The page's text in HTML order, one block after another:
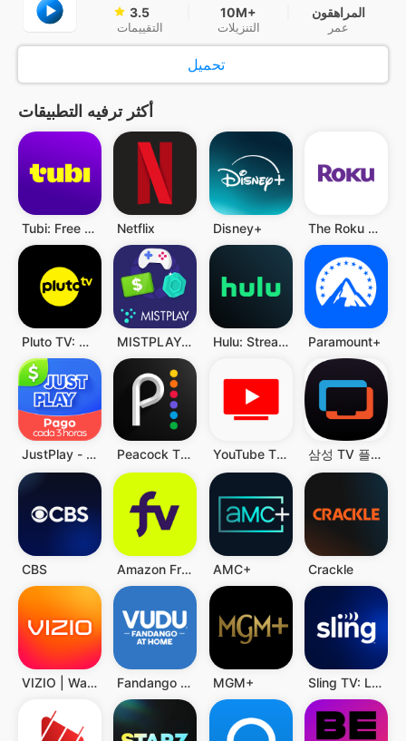
3.5
التقييمات
10M+
التنزيلات
المراهقون
عمر
تحميل
أكثر ترفيه التطبيقات
Tubi: Free Movies & Live TV Netflix Disney+ The Roku App (Official)
Pluto TV: Watch Free Movies/TV MISTPLAY: Play to Earn Money Hulu: Stream TV shows & movies Paramount+
JustPlay - اكسب أو تبرع Peacock TV: Stream TV & Movies YouTube TV: Live TV & more 삼성 TV 플러스
CBS Amazon Freevee: Free Movies/TV AMC+ Crackle
VIZIO | WatchFree+ Fandango at Home MGM+ Sling TV: Live TV + Freestream